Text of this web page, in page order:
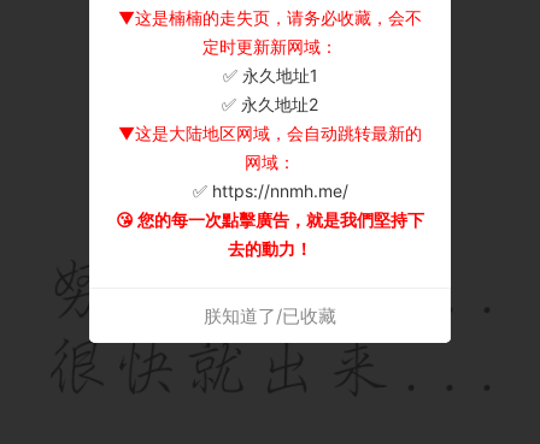
▼这是楠楠的走失页，请务必收藏，会不
定时更新新网域：
✅ 永久地址1
✅ 永久地址2
▼这是大陆地区网域，会自动跳转最新的
网域：
✅ https://nnmh.me/
😘 您的每一次點擊廣告，就是我們堅持下
去的動力！
朕知道了/已收藏